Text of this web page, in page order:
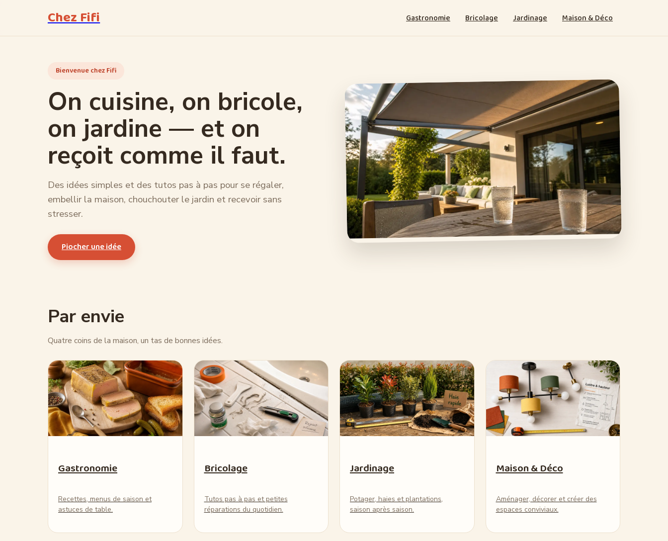
Chez Fifi Gastronomie Bricolage Jardinage Maison & Déco
Bienvenue chez Fifi
On cuisine, on bricole,
on jardine — et on
reçoit comme il faut.
Des idées simples et des tutos pas à pas pour se régaler,
embellir la maison, chouchouter le jardin et recevoir sans
stresser.
Piocher une idée
Par envie
Quatre coins de la maison, un tas de bonnes idées.
Gastronomie
Recettes, menus de saison et
astuces de table.
Bricolage
Tutos pas à pas et petites
réparations du quotidien.
Jardinage
Potager, haies et plantations,
saison après saison.
Maison & Déco
Aménager, décorer et créer des
espaces conviviaux.